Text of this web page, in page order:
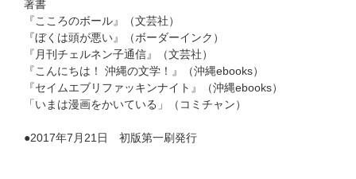
著書
『こころのボール』（文芸社）
『ぼくは頭が悪い』（ボーダーインク）
『月刊チェルネン子通信』（文芸社）
『こんにちは！ 沖縄の文学！』（沖縄ebooks）
『セイムエブリファッキンナイト』（沖縄ebooks）
「いまは漫画をかいている」（コミチャン）
●2017年7月21日 初版第一刷発行